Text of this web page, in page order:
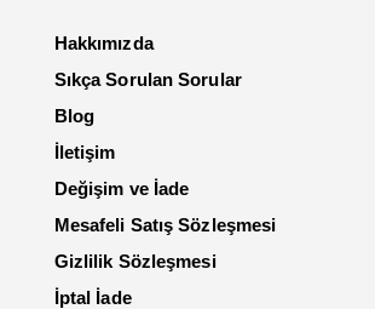
Hakkımızda
Sıkça Sorulan Sorular
Blog
İletişim
Değişim ve İade
Mesafeli Satış Sözleşmesi
Gizlilik Sözleşmesi
İptal İade